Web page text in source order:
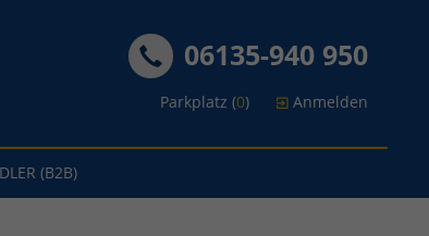
06135-940 950
Parkplatz (0) Anmelden
(B2B)